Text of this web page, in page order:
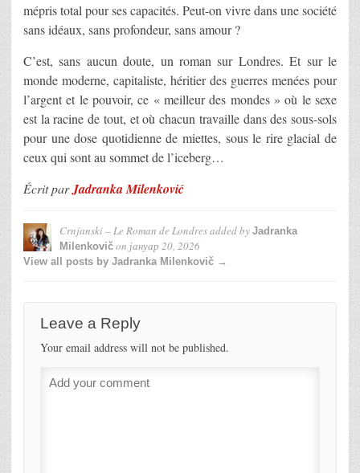
mépris total pour ses capacités. Peut-on vivre dans une société
sans idéaux, sans profondeur, sans amour ?
C’est, sans aucun doute, un roman sur Londres. Et sur le
monde moderne, capitaliste, héritier des guerres menées pour
l’argent et le pouvoir, ce « meilleur des mondes » où le sexe
est la racine de tout, et où chacun travaille dans des sous-sols
pour une dose quotidienne de miettes, sous le rire glacial de
ceux qui sont au sommet de l’iceberg…
Écrit parJadranka Milenković
Crnjanski – Le Roman de Londresadded by Jadranka
Milenkovič on јануар 20, 2026
View all posts by Jadranka Milenkovič →
Leave a Reply
Your email address will not be published.